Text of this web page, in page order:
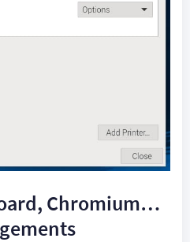
Chromium…